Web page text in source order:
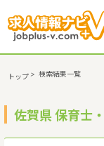
トップ > 検索結果一覧
佐賀県 保育士